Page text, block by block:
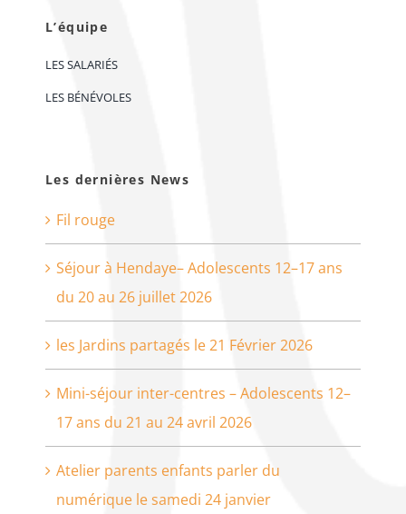
L’équipe
LES SALARIÉS
LES BÉNÉVOLES
Les dernières News
Fil rouge
Séjour à Hendaye– Adolescents 12–17 ans
du 20 au 26 juillet 2026
les Jardins partagés le 21 Février 2026
Mini-séjour inter-centres – Adolescents 12–
17 ans du 21 au 24 avril 2026
Atelier parents enfants parler du
numérique le samedi 24 janvier